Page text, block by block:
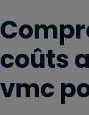
coûts
vmc